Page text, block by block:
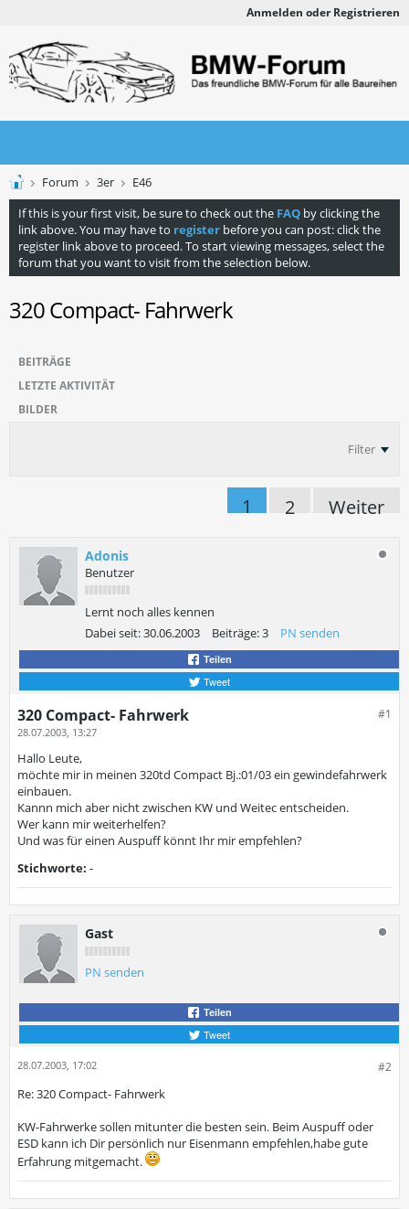
Anmelden oder Registrieren
Forum 3er
E46
If this is your first visit, be sure to check out the FAQ by clicking the
link above. You may have to register before you can post: click the
register link above to proceed. To start viewing messages, select the
forum that you want to visit from the selection below.
320 Compact- Fahrwerk
BEITRÄGE
LETZTE AKTIVITÄT
BILDER
Filter
1 2 Weiter
Adonis
Benutzer
Lernt noch alles kennen
Dabei seit:30.06.2003 Beiträge:3 PN senden
Teilen
Tweet
#1
320 Compact- Fahrwerk
28.07.2003, 13:27
Hallo Leute,
möchte mir in meinen 320td Compact Bj.:01/03 ein gewindefahrwerk
einbauen.
Kannn mich aber nicht zwischen KW und Weitec entscheiden.
Wer kann mir weiterhelfen?
Und was für einen Auspuff könnt Ihr mir empfehlen?
Stichworte: -
Gast
PN senden
Teilen
Tweet
#2
28.07.2003, 17:02
Re: 320 Compact- Fahrwerk
KW-Fahrwerke sollen mitunter die besten sein. Beim Auspuff oder
ESD kann ich Dir persönlich nur Eisenmann empfehlen,habe gute
Erfahrung mitgemacht.